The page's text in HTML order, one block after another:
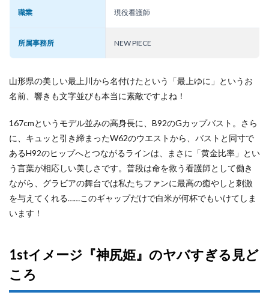
職業 現役看護師
所属事務所 NEW PIECE
山形県の美しい最上川から名付けたという「最上ゆに」というお
名前、響きも文字並びも本当に素敵ですよね！
167cmというモデル並みの高身長に、B92のGカップバスト。さら
に、キュッと引き締まったW62のウエストから、バストと同寸で
あるH92のヒップへとつながるラインは、まさに「黄金比率」とい
う言葉が相応しい美しさです。普段は命を救う看護師として働き
ながら、グラビアの舞台では私たちファンに最高の癒やしと刺激
を与えてくれる……このギャップだけで白米が何杯でもいけてしま
います！
1stイメージ『神尻姫』のヤバすぎる見ど
ころ